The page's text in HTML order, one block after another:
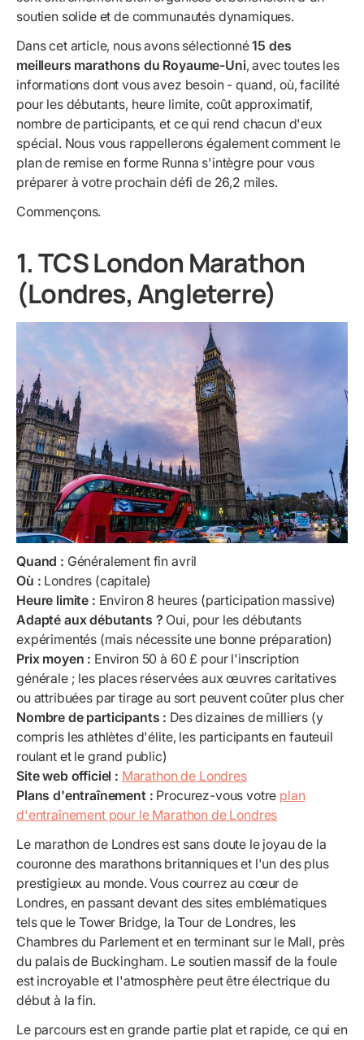
soutien solide et de communautés dynamiques.
Dans cet article, nous avons sélectionné15 des
meilleurs marathons du Royaume-Uni, avec toutes les
informations dont vous avez besoin - quand, où, facilité
pour les débutants, heure limite, coût approximatif,
nombre de participants, et ce qui rend chacun d'eux
spécial. Nous vous rappellerons également comment le
plan de remise en forme Runna s'intègre pour vous
préparer à votre prochain défi de 26,2 miles.
Commençons.
1. TCS London Marathon
(Londres, Angleterre)
Quand : Généralement fin avril
Où : Londres (capitale)
Heure limite : Environ 8 heures (participation massive)
Adapté aux débutants ? Oui, pour les débutants
expérimentés (mais nécessite une bonne préparation)
Prix moyen : Environ 50 à 60 £ pour l'inscription
générale ; les places réservées aux œuvres caritatives
ou attribuées par tirage au sort peuvent coûter plus cher
Nombre de participants : Des dizaines de milliers (y
compris les athlètes d'élite, les participants en fauteuil
roulant et le grand public)
Site web officiel : Marathon de Londres
Plans d'entraînement : Procurez-vous votre plan
d'entraînement pour le Marathon de Londres
Le marathon de Londres est sans doute le joyau de la
couronne des marathons britanniques et l'un des plus
prestigieux au monde. Vous courrez au cœur de
Londres, en passant devant des sites emblématiques
tels que le Tower Bridge, la Tour de Londres, les
Chambres du Parlement et en terminant sur le Mall, près
du palais de Buckingham. Le soutien massif de la foule
est incroyable et l'atmosphère peut être électrique du
début à la fin.
Le parcours est en grande partie plat et rapide, ce qui en